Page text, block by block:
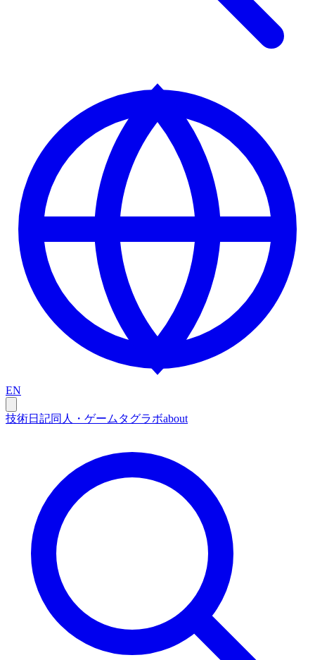
EN
技術日記同人・ゲーム タグラボabout